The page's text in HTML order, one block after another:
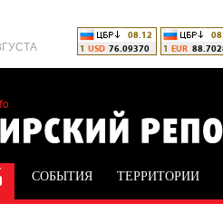
СОБЫТИЯ ТЕРРИТОРИИ